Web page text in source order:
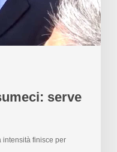
serve
intensità finisce per